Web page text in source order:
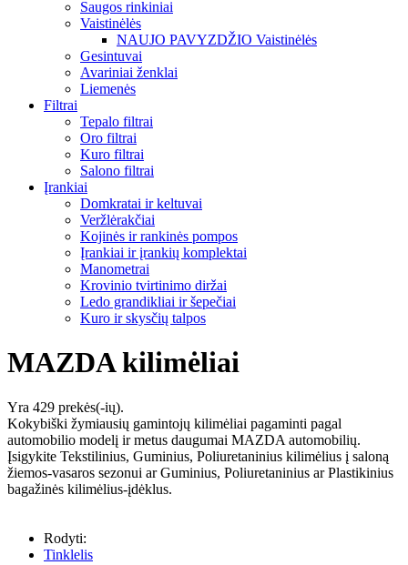
Saugos rinkiniai
Vaistinėlės
NAUJO PAVYZDŽIO Vaistinėlės
Gesintuvai
Avariniai ženklai
Liemenės
Filtrai
Tepalo filtrai
Oro filtrai
Kuro filtrai
Salono filtrai
Įrankiai
Domkratai ir keltuvai
Veržlėrakčiai
Kojinės ir rankinės pompos
Įrankiai ir įrankių komplektai
Manometrai
Krovinio tvirtinimo diržai
Ledo grandikliai ir šepečiai
Kuro ir skysčių talpos
MAZDA kilimėliai
Yra 429 prekės(-ių).
Kokybiški žymiausių gamintojų kilimėliai pagaminti pagal
automobilio modelį ir metus daugumai MAZDA automobilių.
Įsigykite Tekstilinius, Guminius, Poliuretaninius kilimėlius į saloną
žiemos-vasaros sezonui ar Guminius, Poliuretaninius ar Plastikinius
bagažinės kilimėlius-įdėklus.
Rodyti:
Tinklelis